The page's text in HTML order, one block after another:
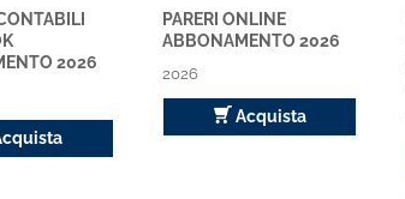
PARERI ONLINE
ABBONAMENTO 2026
2026
Acquista
2026